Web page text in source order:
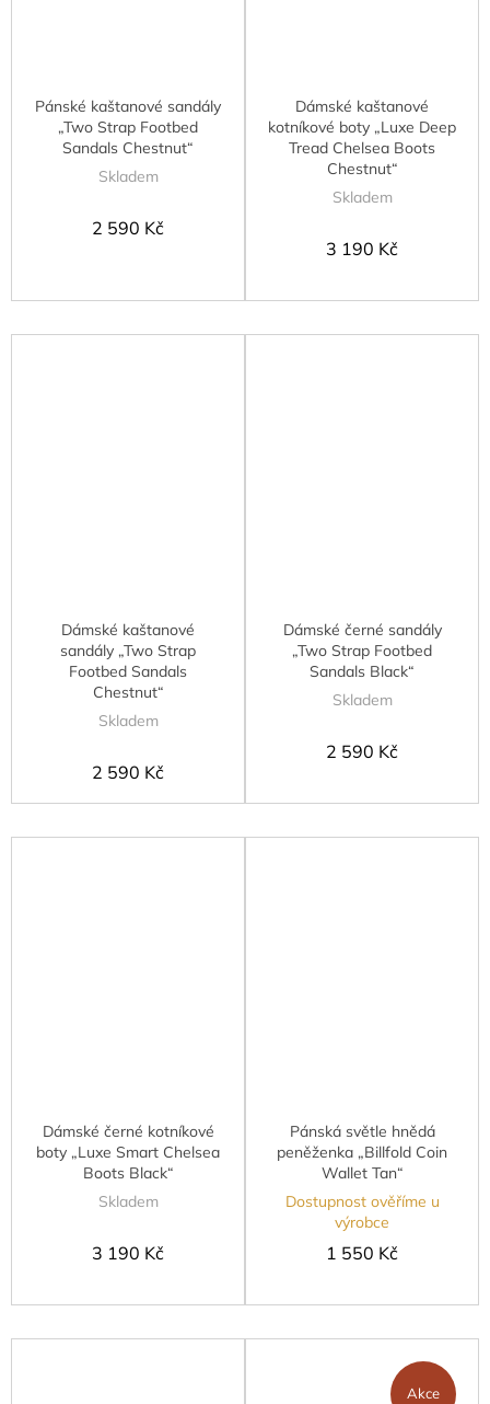
Pánské kaštanové sandály
„Two Strap Footbed
Sandals Chestnut“
Skladem
2 590 Kč
Dámské kaštanové
kotníkové boty „Luxe Deep
Tread Chelsea Boots
Chestnut“
Skladem
3 190 Kč
Dámské kaštanové
sandály „Two Strap
Footbed Sandals
Chestnut“
Skladem
2 590 Kč
Dámské černé sandály
„Two Strap Footbed
Sandals Black“
Skladem
2 590 Kč
Dámské černé kotníkové
boty „Luxe Smart Chelsea
Boots Black“
Skladem
3 190 Kč
Pánská světle hnědá
peněženka „Billfold Coin
Wallet Tan“
Dostupnost ověříme u
výrobce
1 550 Kč
Akce